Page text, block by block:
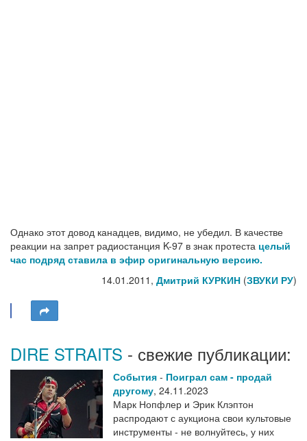
Однако этот довод канадцев, видимо, не убедил. В качестве
реакции на запрет радиостанция K-97 в знак протеста целый
час подряд ставила в эфир оригинальную версию.
14.01.2011, Дмитрий КУРКИН (ЗВУКИ РУ)
DIRE STRAITS - свежие публикации:
События - Поиграл сам - продай
другому, 24.11.2023
Марк Нопфлер и Эрик Клэптон
распродают с аукциона свои культовые
инструменты - не волнуйтесь, у них